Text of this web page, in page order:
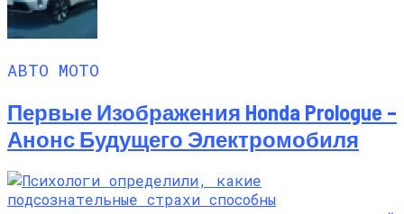
АВТО МОТО
Первые Изображения Honda Prologue –
Анонс Будущего Электромобиля